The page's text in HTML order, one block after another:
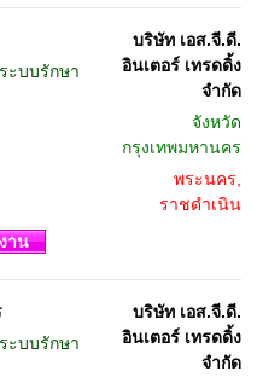
ะบบรักษา
บริษัท เอส.จี.ดี.
อินเตอร์ เทรดดิ้ง
จำกัด
จังหวัด
กรุงเทพมหานคร
พระนคร,
ราชดำเนิน
าน
ะบบรักษา
บริษัท เอส.จี.ดี.
อินเตอร์ เทรดดิ้ง
จำกัด